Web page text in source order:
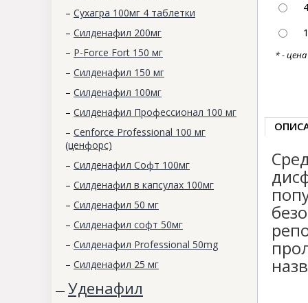
– Сухагра 100мг 4 таблетки
– Силденафил 200мг
– P-Force Fort 150 мг
– Силденафил 150 мг
– Силденафил 100мг
– Силденафил Профессионал 100 мг
– Cenforce Professional 100 мг
(ценфорс)
– Силденафил Софт 100мг
– Силденафил в капсулах 100мг
– Силденафил 50 мг
– Силденафил софт 50мг
– Силденафил Professional 50mg
– Силденафил 25 мг
— Уденафил
* -